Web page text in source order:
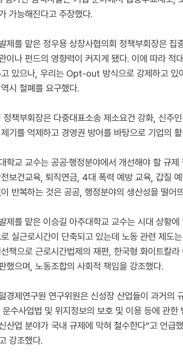
가능해진다고 주장했다.
제를 맡은 정우용 상장사협의회 정책부회장은
이나 펀드의 영향력이 커지게 됐다. 이에 따라
있으나, 우리는 Opt-out 방식으로 강제하고
시 철폐를 요구했다.
정책부회장은 다중대표소송 제소요건 강화, 신주
기를 억제하고 경영권 방어를 바탕으로 기업의
학교 교수는 공공·행정분야에서 개선해야 할 규
보건교육, 퇴직연금, 4대 폭력 예방 교육, 갑질
반복하는 것은 공공, 행정분야의 생산성을 떨
제를 맡은 이승길 아주대학교 교수는 시대 상황
실근로시간이 단축되고 있는데 노동 관련 제도
책으로 근로시간법제의 재편, 한국형 화이트칼
했으며, 노동조합의 사회적 책임을 강조했다.
경제연구원 연구위원은 신성장 산업들이 과거의
운수사업법 및 위지정보의 보호 및 이용 등에 관
산업 분야가 국내 규제에 막혀 철수한다”고 언
강조했다.